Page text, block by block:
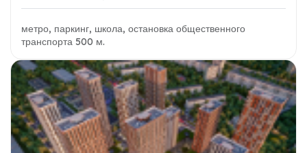
метро, паркинг, школа, остановка общественного
транспорта 500 м.